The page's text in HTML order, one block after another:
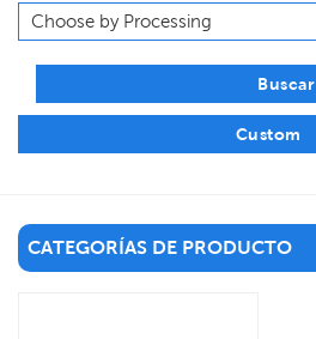
Buscar
Custom
CATEGORÍAS DE PRODUCTO